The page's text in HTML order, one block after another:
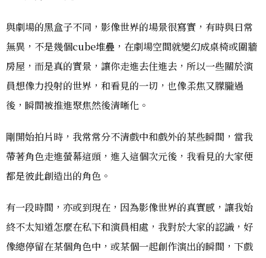
與劇場的黑盒子不同，影像世界的場景很寫實，有時與日常
無異，不是幾個cube堆疊，在劇場空間就變幻成桌椅或圍牆
房屋，而是真的實景，讓你走進去住進去，所以一些關於演
員想像力投射的世界，和看見的一切，也像柔焦又朦朧過
後，瞬間被推進聚焦然後清晰化。
剛開始拍片時，我常常分不清戲中和戲外的某些瞬間，當我
帶著角色走進螢幕這頭，進入這個次元後，我看見的大家便
都是彼此創造出的角色。
有一段時間，亦或到現在，因為影像世界的真實感，讓我始
終不太知道怎麼在私下和演員相處，我對於大家的認識，好
像總停留在某個角色中，或某個一起創作演出的瞬間，下戲